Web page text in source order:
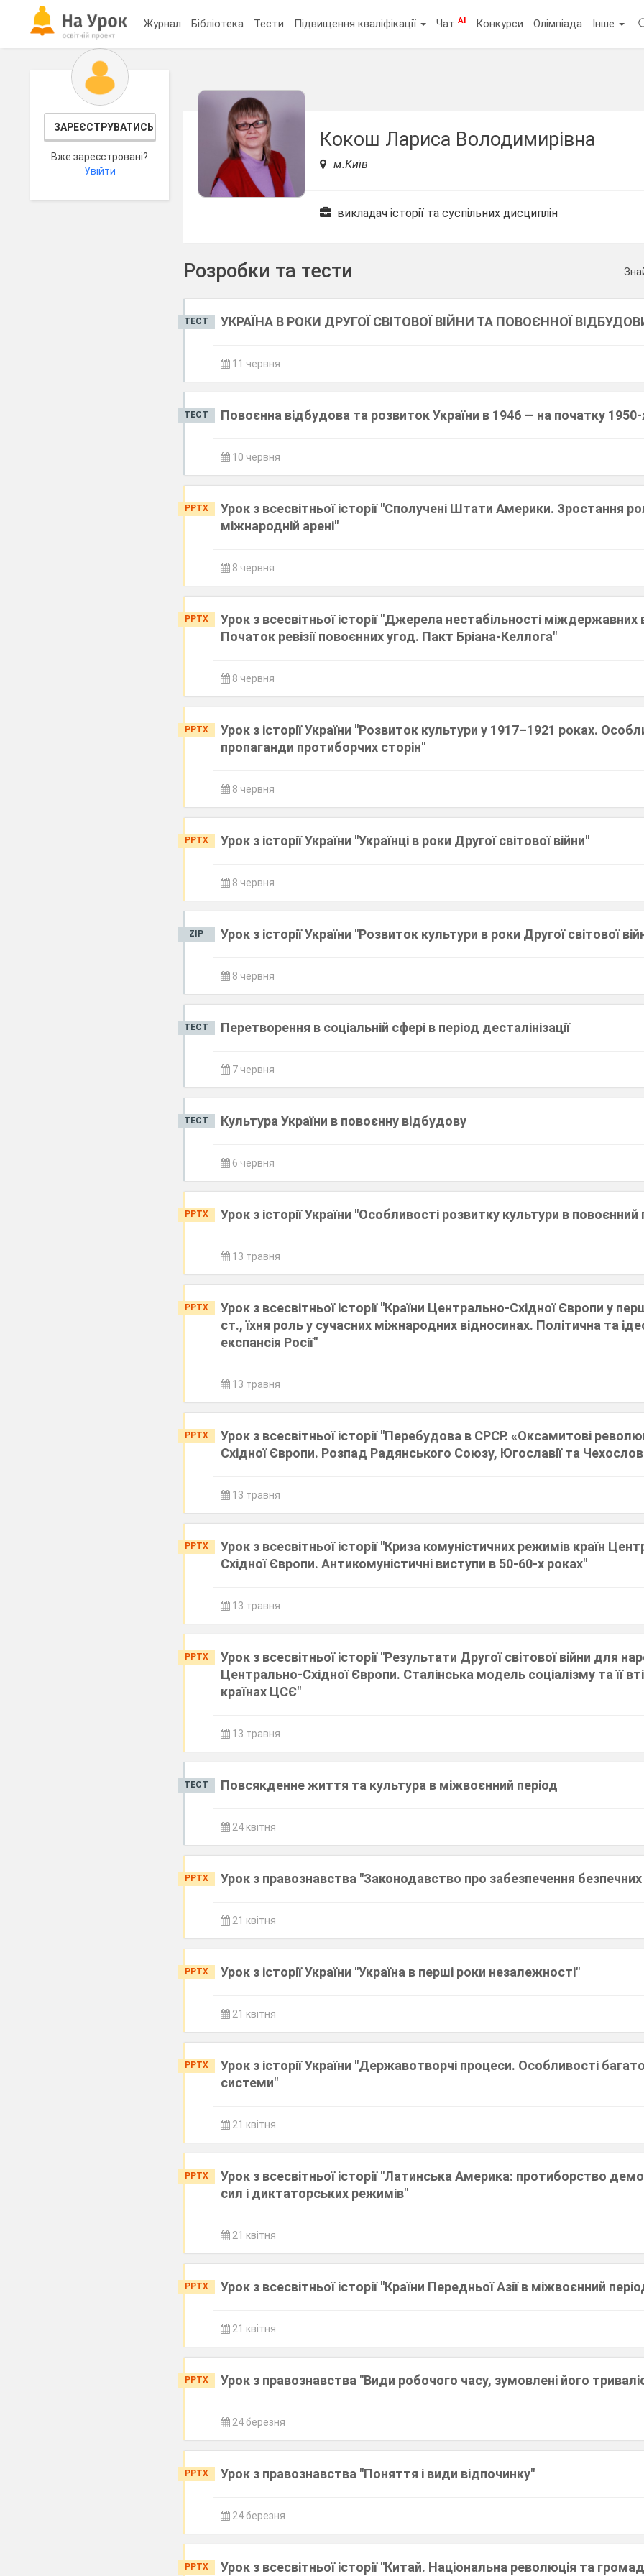
Журнал Бібліотека Тести Підвищення кваліфікації ЧатAI Конкурси Олімпіада Інше
ЗАРЕЄСТРУВАТИСЬ
Вже зареєстровані?
Увійти
Кокош Лариса Володимирівна
м.Київ
викладач історії та суспільних дисциплін
Розробки та тести
ТЕСТ УКРАЇНА В РОКИ ДРУГОЇ СВІТОВОЇ ВІЙНИ ТА ПОВОЄННОЇ
11 червня
ТЕСТ Повоєнна відбудова та розвиток України в 1946 — на початку
10 червня
PPTX
Урок з всесвітньої історії "Сполучені Штати Америки. Зростання
міжнародній арені"
8 червня
PPTX
Урок з всесвітньої історії "Джерела нестабільності міждержавних
Початок ревізії повоєнних угод. Пакт Бріана-Келлога"
8 червня
PPTX
Урок з історії України "Розвиток культури у 1917–1921 роках.
пропаганди протиборчих сторін"
8 червня
PPTX Урок з історії України "Українці в роки Другої світової війни"
8 червня
ZIP Урок з історії України "Розвиток культури в роки Другої світової
8 червня
ТЕСТ Перетворення в соціальній сфері в період десталінізації
7 червня
ТЕСТ Культура України в повоєнну відбудову
6 червня
PPTX Урок з історії України "Особливості розвитку культури в повоєнний
13 травня
PPTX
Урок з всесвітньої історії "Країни Центрально-Східної Європи у
ст., їхня роль у сучасних міжнародних відносинах. Політична та
експансія Росії"
13 травня
PPTX
Урок з всесвітньої історії "Перебудова в СРСР. «Оксамитові
Східної Європи. Розпад Радянського Союзу, Югославії та
13 травня
PPTX
Урок з всесвітньої історії "Криза комуністичних режимів країн
Східної Європи. Антикомуністичні виступи в 50-60-х роках"
13 травня
PPTX
Урок з всесвітньої історії "Результати Другої світової війни для
Центрально-Східної Європи. Сталінська модель соціалізму та її
країнах ЦСЄ"
13 травня
ТЕСТ Повсякденне життя та культура в міжвоєнний період
24 квітня
PPTX Урок з правознавства "Законодавство про забезпечення
21 квітня
PPTX Урок з історії України "Україна в перші роки незалежності"
21 квітня
PPTX
Урок з історії України "Державотворчі процеси. Особливості
системи"
21 квітня
PPTX
Урок з всесвітньої історії "Латинська Америка: протиборство
сил і диктаторських режимів"
21 квітня
PPTX Урок з всесвітньої історії "Країни Передньої Азії в міжвоєнний
21 квітня
PPTX Урок з правознавства "Види робочого часу, зумовлені його
24 березня
PPTX Урок з правознавства "Поняття і види відпочинку"
24 березня
PPTX Урок з всесвітньої історії "Китай. Національна революція та